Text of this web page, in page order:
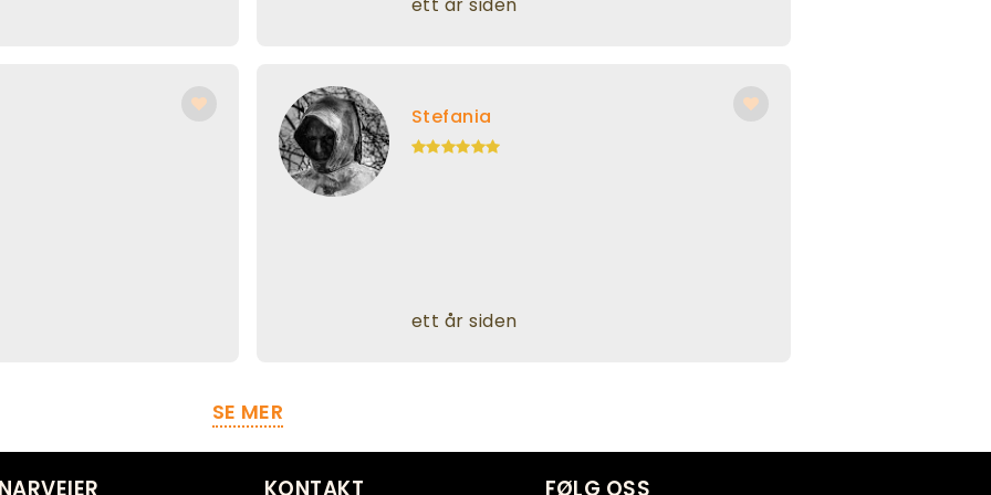
ett år siden
Stefania
ett år siden
SE MER
KONTAKT FØLG OSS